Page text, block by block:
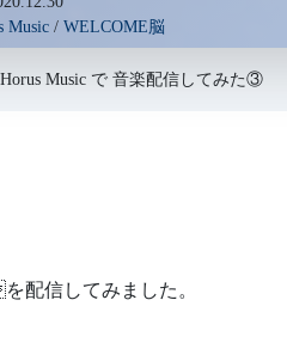
Music/ WELCOME脳
Horus Music で 音楽配信してみた③
配信してみました。